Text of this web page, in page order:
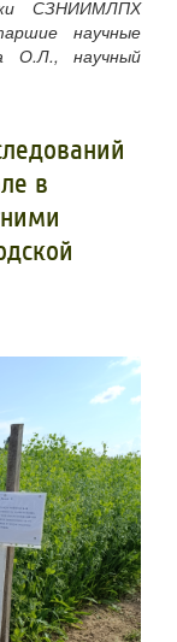
СЗНИИМЛПХ
научные
О.Л., научный
в